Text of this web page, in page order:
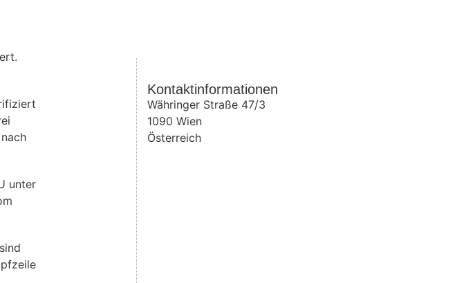
unter
Kontaktinformationen
Währinger Straße 47/3
1090 Wien
Österreich